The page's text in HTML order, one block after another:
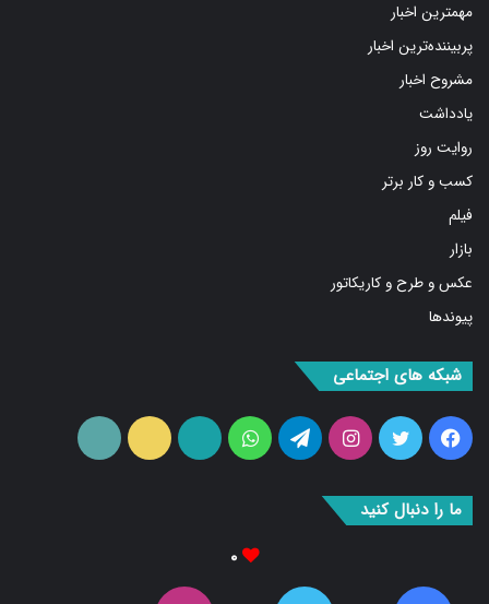
مهمترین اخبار
پربیننده‌ترین اخبار
مشروح اخبار
یادداشت
روایت روز
کسب و کار برتر
فیلم
بازار
عکس و طرح و کاریکاتور
پیوندها
شبکه های اجتماعی
فیس
توییتر اینستاگرامتلگرام واتس
آپارات ایتا
ما را دنبال کنید
۰